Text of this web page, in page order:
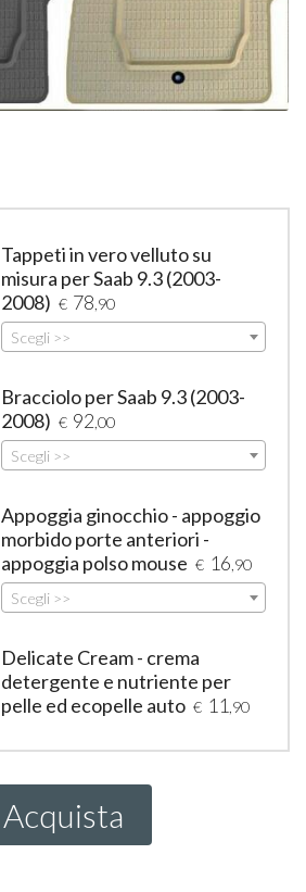
Tappeti in vero velluto su
misura per Saab 9.3 (2003-
2008) € 78 ,90
Scegli >>
Bracciolo per Saab 9.3 (2003-
2008) € 92 ,00
Scegli >>
Appoggia ginocchio - appoggio
morbido porte anteriori -
appoggia polso mouse € 16 ,90
Scegli >>
Delicate Cream - crema
detergente e nutriente per
pelle ed ecopelle auto € 11 ,90
Acquista